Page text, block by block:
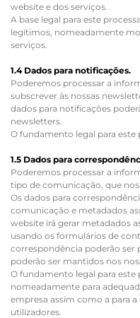
website e dos serviços.
A base legal para este
legítimos, nomeadamente
serviços.
1.4 Dados para notificações.
Poderemos processar a
subscrever às nossas
dados para notificações
newsletters.
O fundamento legal para este
1.5 Dados para
Poderemos processar a
tipo de comunicação, que nos
Os dados para
comunicação e metadados
website irá gerar metadados
usando os formulários de
correspondência poderão ser
poderão ser mantidos nos
O fundamento legal para este
nomeadamente para
empresa assim como a para
utilizadores.